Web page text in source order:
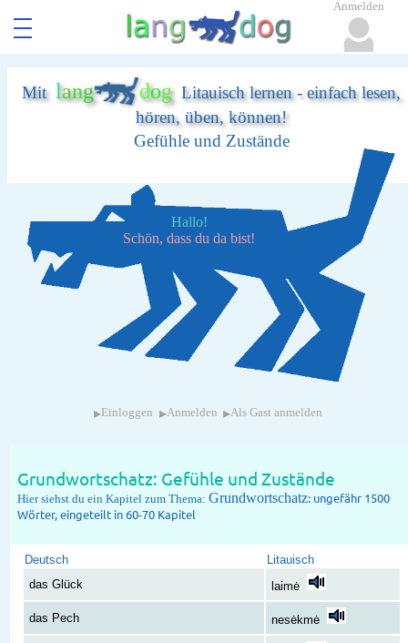
Mit lang dogLitauisch lernen - einfach lesen,
hören, üben, können!
Gefühle und Zustände
Hallo!
Schön, dass du da bist!
▸ Einloggen ▸Anmelden ▸Als Gast anmelden
Grundwortschatz: Gefühle und Zustände
Hier siehst du ein Kapitel zum Thema:Grundwortschatz: ungefähr 1500
Wörter, eingeteilt in 60-70 Kapitel
Deutsch
Litauisch
das Glück
laimė
das Pech nesėkmė
Anmelden